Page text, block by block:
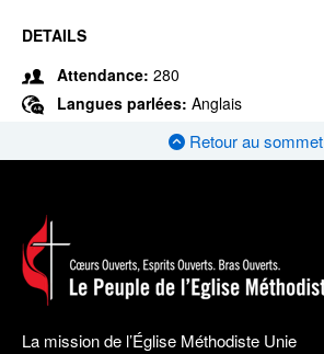
DETAILS
Attendance: 280
Langues parlées: Anglais
Retour au sommet
La mission de l’Église Méthodiste Unie